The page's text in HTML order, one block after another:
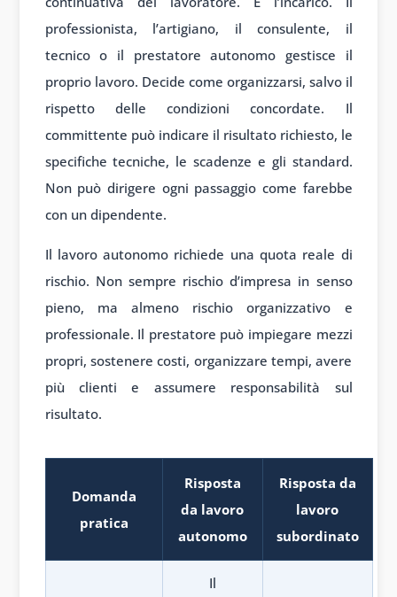
professionista, l’artigiano, il consulente, il
tecnico o il prestatore autonomo gestisce il
proprio lavoro. Decide come organizzarsi, salvo il
rispetto delle condizioni concordate. Il
committente può indicare il risultato richiesto, le
specifiche tecniche, le scadenze e gli standard.
Non può dirigere ogni passaggio come farebbe
con un dipendente.
Il lavoro autonomo richiede una quota reale di
rischio. Non sempre rischio d’impresa in senso
pieno, ma almeno rischio organizzativo e
professionale. Il prestatore può impiegare mezzi
propri, sostenere costi, organizzare tempi, avere
più clienti e assumere responsabilità sul
risultato.
Domanda
pratica
Risposta
da lavoro
autonomo
Risposta da
lavoro
subordinato
Il